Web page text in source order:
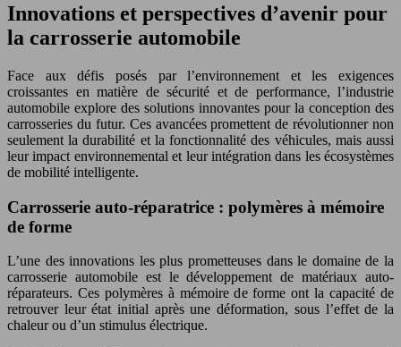
Innovations et perspectives d’avenir pour
la carrosserie automobile
Face aux défis posés par l’environnement et les exigences
croissantes en matière de sécurité et de performance, l’industrie
automobile explore des solutions innovantes pour la conception des
carrosseries du futur. Ces avancées promettent de révolutionner non
seulement la durabilité et la fonctionnalité des véhicules, mais aussi
leur impact environnemental et leur intégration dans les écosystèmes
de mobilité intelligente.
Carrosserie auto-réparatrice : polymères à mémoire
de forme
L’une des innovations les plus prometteuses dans le domaine de la
carrosserie automobile est le développement de matériaux auto-
réparateurs. Ces polymères à mémoire de forme ont la capacité de
retrouver leur état initial après une déformation, sous l’effet de la
chaleur ou d’un stimulus électrique.